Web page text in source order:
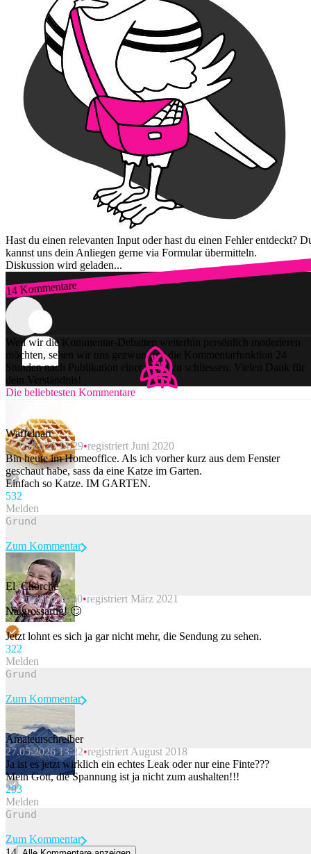
Hast du einen relevanten Input oder hast du einen Fehler entdeckt?
kannst uns dein Anliegen gerne via Formular übermitteln.
Diskussion wird geladen...
14 Kommentare
Zum Login
Weil wir die Kommentar-Debatten weiterhin persönlich moderieren
möchten, sehen wir uns gezwungen, die Kommentarfunktion 24
Stunden nach Publikation einer Story zu schliessen. Vielen Dank für
dein Verständnis!
Die beliebtesten Kommentare
Waffelnarr
27.05.2026 14:29 registriert Juni 2020
Bin heute im Homeoffice. Als ich vorher kurz aus dem Fenster
geschaut habe, sass da eine Katze im Garten.
Einfach so Katze. IM GARTEN.
532
Melden
Beitrag melden
Zum Kommentar
El_Chorche
27.05.2026 11:40 registriert März 2021
Na grossartig! 🙄
Jetzt lohnt es sich ja gar nicht mehr, die Sendung zu sehen.
322
Melden
Beitrag melden
Zum Kommentar
Amateurschreiber
27.05.2026 13:22 registriert August 2018
Ja ist es jetzt wirklich ein echtes Leak oder nur eine Finte???
Mein Gott, die Spannung ist ja nicht zum aushalten!!!
293
Melden
Zum Kommentar